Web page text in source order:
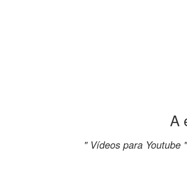
A
" Vídeos para Youtube "